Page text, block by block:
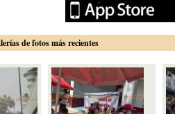
de fotos más recientes